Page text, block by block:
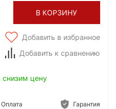
В КОРЗИНУ
Добавить в избранное
Добавить к сравнению
цену
Оплата Гарантия